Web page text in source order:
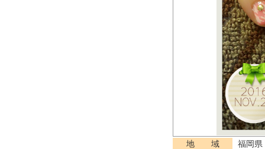
地 域
福岡県